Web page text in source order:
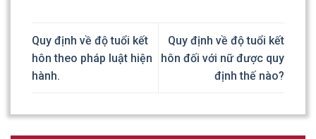
Quy định về độ tuổi kết
hôn theo pháp luật hiện
hành.
Quy định về độ tuổi kết
hôn đối với nữ được quy
định thế nào?